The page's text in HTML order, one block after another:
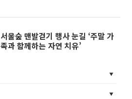
서울숲 맨발걷기 행사 눈길 ‘주말 가
족과 함께하는 자연 치유’